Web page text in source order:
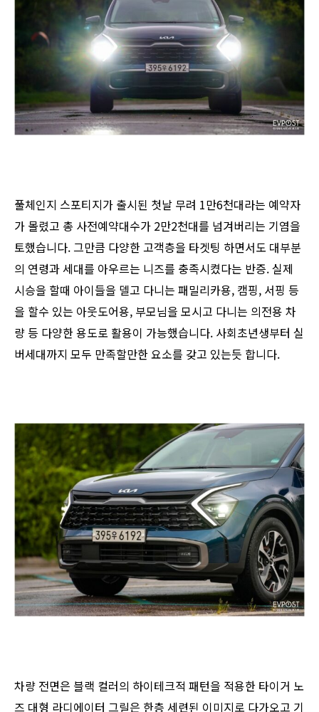
풀체인지 스포티지가 출시된 첫날 무려 1만6천대라는 예약자
가 몰렸고 총 사전예약대수가 2만2천대를 넘겨버리는 기염을
토했습니다. 그만큼 다양한 고객층을 타겟팅 하면서도 대부분
의 연령과 세대를 아우르는 니즈를 충족시켰다는 반증. 실제
시승을 할때 아이들을 델고 다니는 패밀리카용, 캠핑, 서핑 등
을 할수 있는 아웃도어용, 부모님을 모시고 다니는 의전용 차
량 등 다양한 용도로 활용이 가능했습니다. 사회초년생부터 실
버세대까지 모두 만족할만한 요소를 갖고 있는듯 합니다.
차량 전면은 블랙 컬러의 하이테크적 패턴을 적용한 타이거 노
즈 대형 라디에이터 그릴은 한층 세련된 이미지로 다가오고 기